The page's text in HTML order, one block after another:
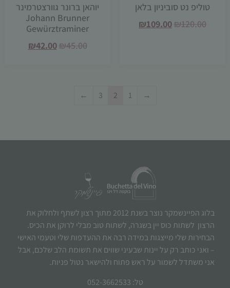
טוליפ נט סוביניון בלאן
₪120.00
₪109.00
יוהאן ברונר גוורצטרמינר
Johann Brunner
Gewürztraminer
₪45.00
₪42.00
→
1
2
3
←
בלוג הפיינשמקר נוצר בשנת 2012 מתוך רצון לשתף ולחלוק את
הרצון לשתות כוס יין בשגרה, לשתות טוב מבלי לרוקן את הכיס.
הבחירות שלי מייצגות במידה רבה את ההעדפות שלי וטעמי האישי
– ואני כותב רק על יינות שבעיני שווים את תשומת הלב שלכם, אבל
אני משתדל לשמור על ראש פתוח ולהישאר נטול פניות.
טל: 052-3662533